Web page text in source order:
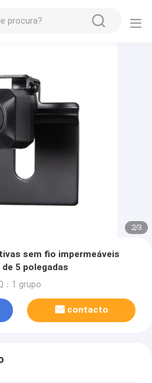
2/3
sem fio impermeáveis
5 polegadas
：1 grupo
contacto